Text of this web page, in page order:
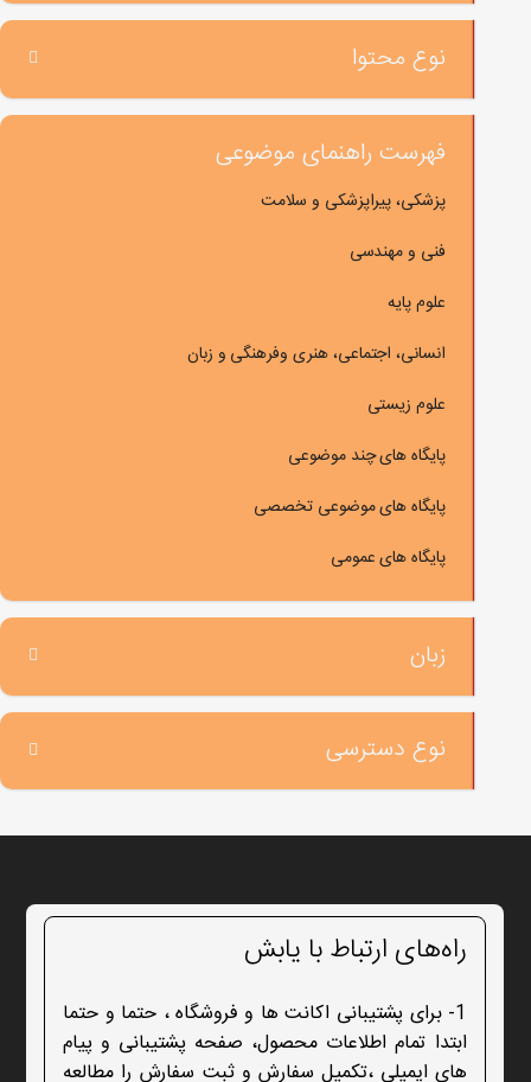
نوع محتوا
فهرست راهنمای موضوعی
پزشکی، پیراپزشکی و سلامت
فنی و مهندسی
علوم پایه
انسانی، اجتماعی، هنری وفرهنگی و زبان
علوم زیستی
پایگاه های چند موضوعی
پایگاه های موضوعی تخصصی
پایگاه های عمومی
زبان
نوع دسترسی
راه‌های ارتباط با یابش
1- برای پشتیبانی اکانت ها و فروشگاه ، حتما و حتما
ابتدا تمام اطلاعات محصول، صفحه پشتیبانی و پیام
های ایمیلی ،تکمیل سفارش و ثبت سفارش را مطالعه